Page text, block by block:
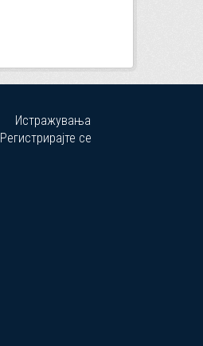
Истражувања
Регистрирајте се